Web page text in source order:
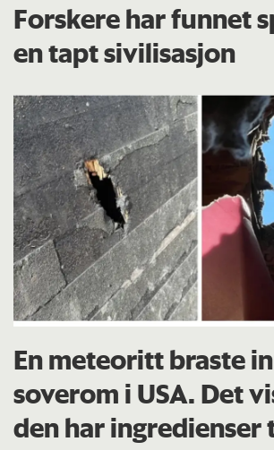
Forskere har funnet
en tapt sivilisasjon
En meteoritt braste
soverom i USA. Det
den har ingredienser